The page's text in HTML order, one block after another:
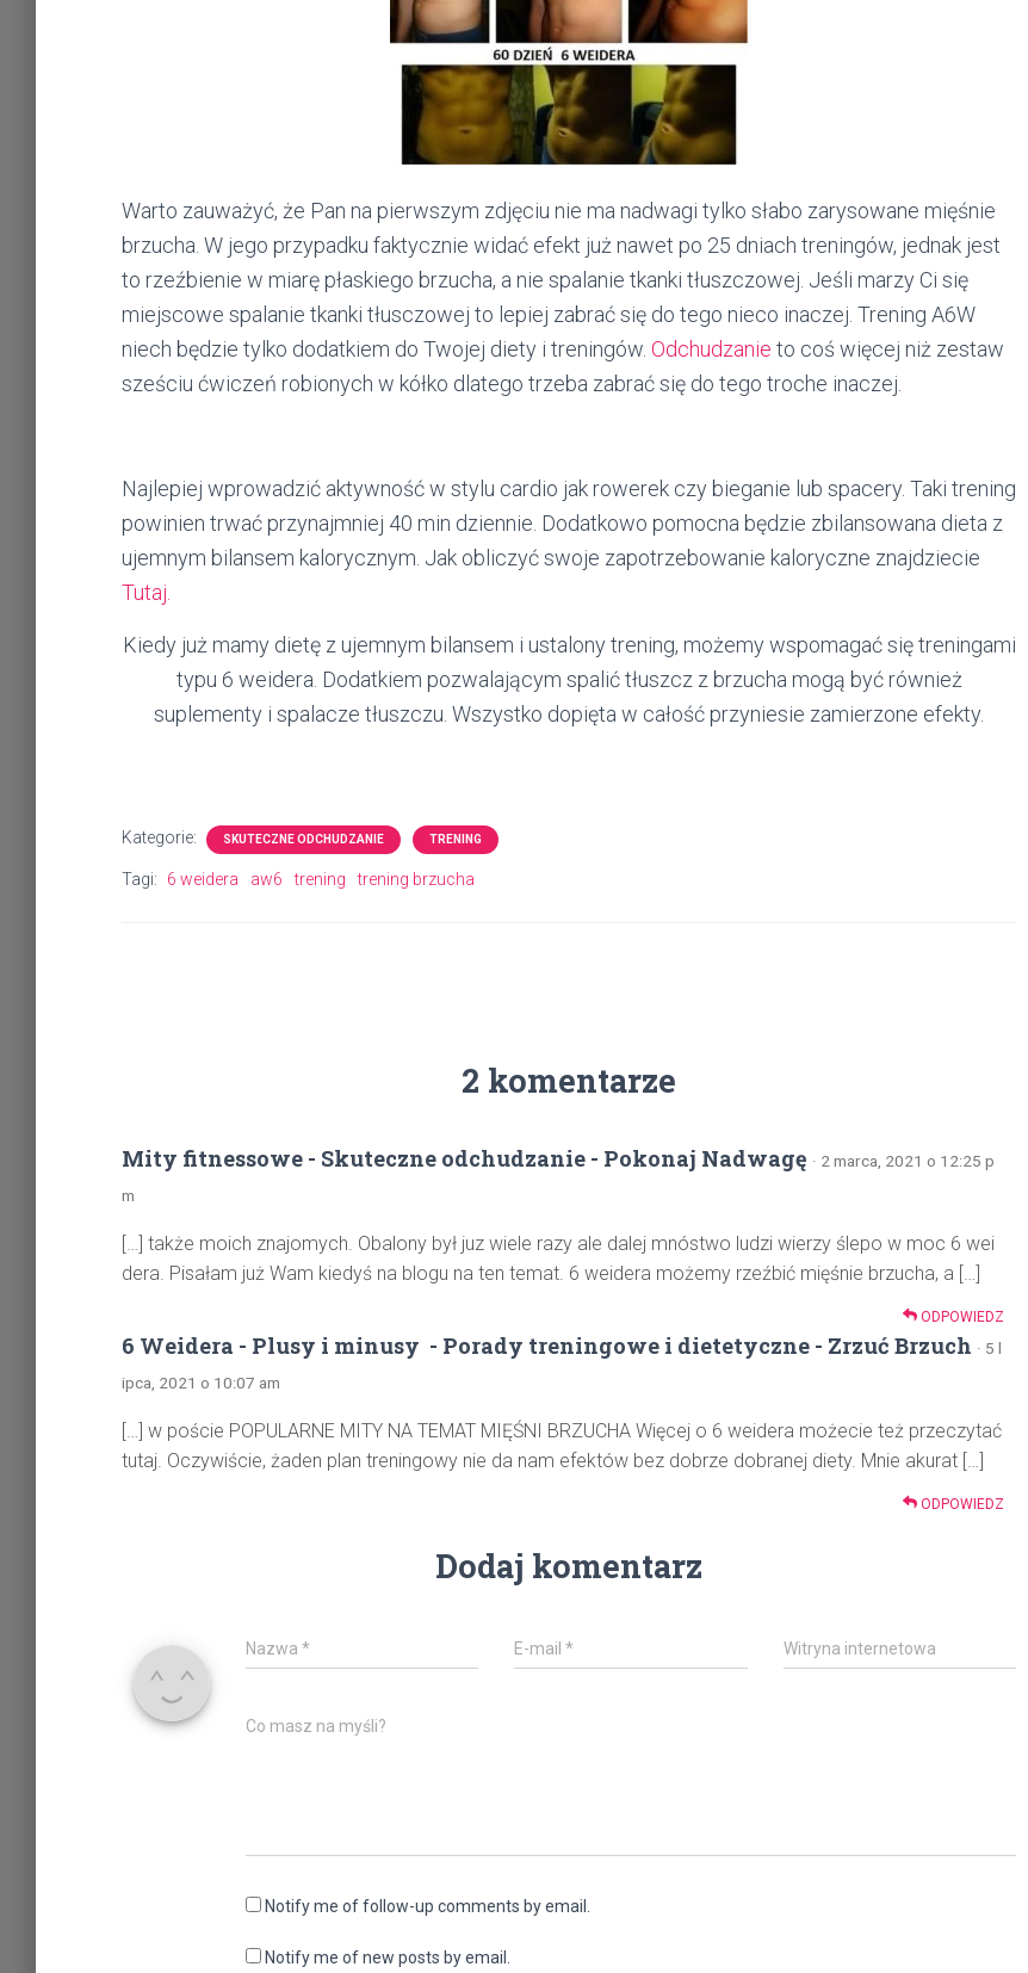
Warto zauważyć, że Pan na pierwszym zdjęciu nie ma nadwagi tylko słabo zarysowane mięśnie
brzucha. W jego przypadku faktycznie widać efekt już nawet po 25 dniach treningów, jednak jest
to rzeźbienie w miarę płaskiego brzucha, a nie spalanie tkanki tłuszczowej. Jeśli marzy Ci się
miejscowe spalanie tkanki tłusczowej to lepiej zabrać się do tego nieco inaczej. Trening A6W
niech będzie tylko dodatkiem do Twojej diety i treningów. Odchudzanie to coś więcej niż zestaw
sześciu ćwiczeń robionych w kółko dlatego trzeba zabrać się do tego troche inaczej.
Najlepiej wprowadzić aktywność w stylu cardio jak rowerek czy bieganie lub spacery. Taki trening
powinien trwać przynajmniej 40 min dziennie. Dodatkowo pomocna będzie zbilansowana dieta z
ujemnym bilansem kalorycznym. Jak obliczyć swoje zapotrzebowanie kaloryczne znajdziecie
Tutaj.
Kiedy już mamy dietę z ujemnym bilansem i ustalony trening, możemy wspomagać się treningami
typu 6 weidera. Dodatkiem pozwalającym spalić tłuszcz z brzucha mogą być również
suplementy i spalacze tłuszczu. Wszystko dopięta w całość przyniesie zamierzone efekty.
Kategorie: SKUTECZNE ODCHUDZANIE TRENING
Tagi: 6 weidera aw6 trening trening brzucha
2 komentarze
Mity fitnessowe - Skuteczne odchudzanie - Pokonaj Nadwagę · 2 marca, 2021 o 12:25 p
m
[…] także moich znajomych. Obalony był juz wiele razy ale dalej mnóstwo ludzi wierzy ślepo w moc 6 wei
dera. Pisałam już Wam kiedyś na blogu na ten temat. 6 weidera możemy rzeźbić mięśnie brzucha, a […]
ODPOWIEDZ
6 Weidera - Plusy i minusy - Porady treningowe i dietetyczne - Zrzuć Brzuch · 5 l
ipca, 2021 o 10:07 am
[…] w poście POPULARNE MITY NA TEMAT MIĘŚNI BRZUCHA Więcej o 6 weidera możecie też przeczytać
tutaj. Oczywiście, żaden plan treningowy nie da nam efektów bez dobrze dobranej diety. Mnie akurat […]
ODPOWIEDZ
Dodaj komentarz
Nazwa * E-mail* Witryna internetowa
Co masz na myśli?
Notify me of follow-up comments by email.
Notify me of new posts by email.